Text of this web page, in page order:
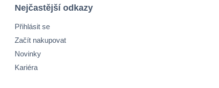
Nejčastější odkazy
Přihlásit se
Začít nakupovat
Novinky
Kariéra